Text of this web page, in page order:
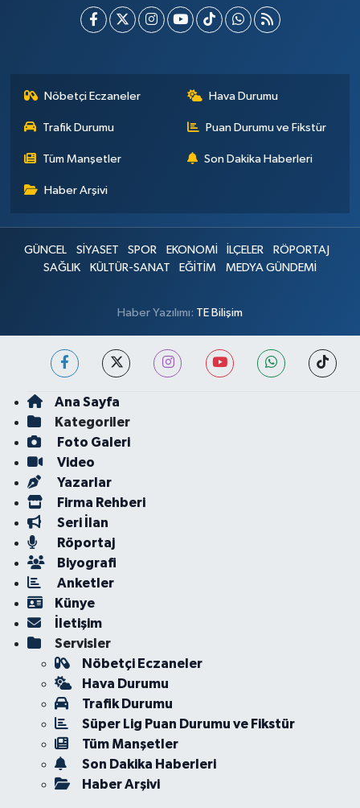
Nöbetçi Eczaneler Hava Durumu
Trafik Durumu Puan Durumu ve Fikstür
Tüm Manşetler Son Dakika Haberleri
Haber Arşivi
GÜNCEL SİYASET SPOR EKONOMİ İLÇELER
RÖPORTAJ
SAĞLIK
KÜLTÜR-SANAT EĞİTİM MEDYA GÜNDEMİ
Haber Yazılımı: TE Bilişim
Ana Sayfa
Kategoriler
Foto Galeri
Video
Yazarlar
Firma Rehberi
Seri İlan
Röportaj
Biyografi
Anketler
Künye
İletişim
Servisler
Nöbetçi Eczaneler
Hava Durumu
Trafik Durumu
Süper Lig Puan Durumu ve Fikstür
Tüm Manşetler
Son Dakika Haberleri
Haber Arşivi